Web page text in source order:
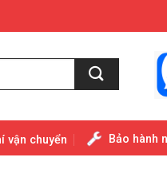
vận chuyển Bảo hành